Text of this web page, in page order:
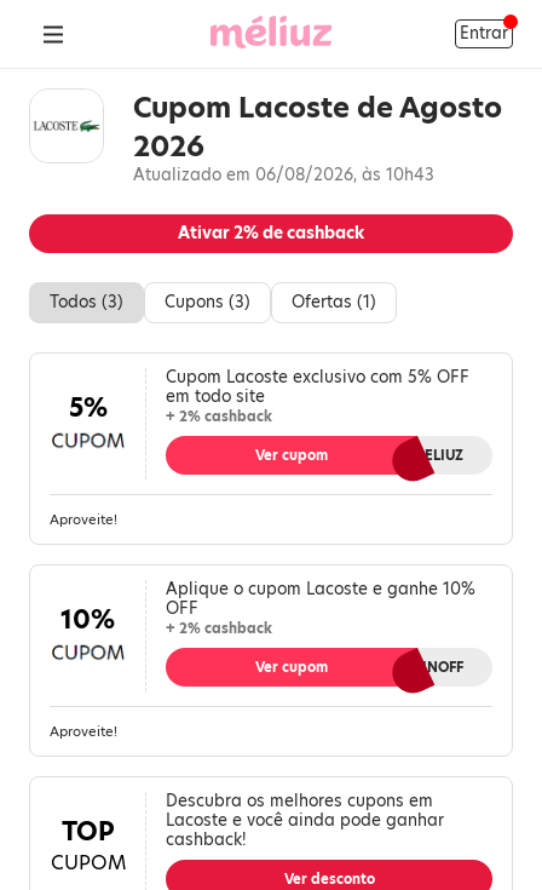
Entrar
Cupom Lacoste de Agosto
2026
Atualizado em 06/08/2026, às 10h43
Ativar2%de cashback
Todos (3) Cupons (3) Ofertas (1)
5%
Cupom Lacoste exclusivo com 5% OFF
em todo site
+ 2% cashback
MELIUZ
Ver cupom
Aproveite!
10%
Aplique o cupom Lacoste e ganhe 10%
OFF
+ 2% cashback
AWINOFF
Ver cupom
Aproveite!
TOP
CUPOM
Descubra os melhores cupons em
Lacoste e você ainda pode ganhar
cashback!
Ver desconto